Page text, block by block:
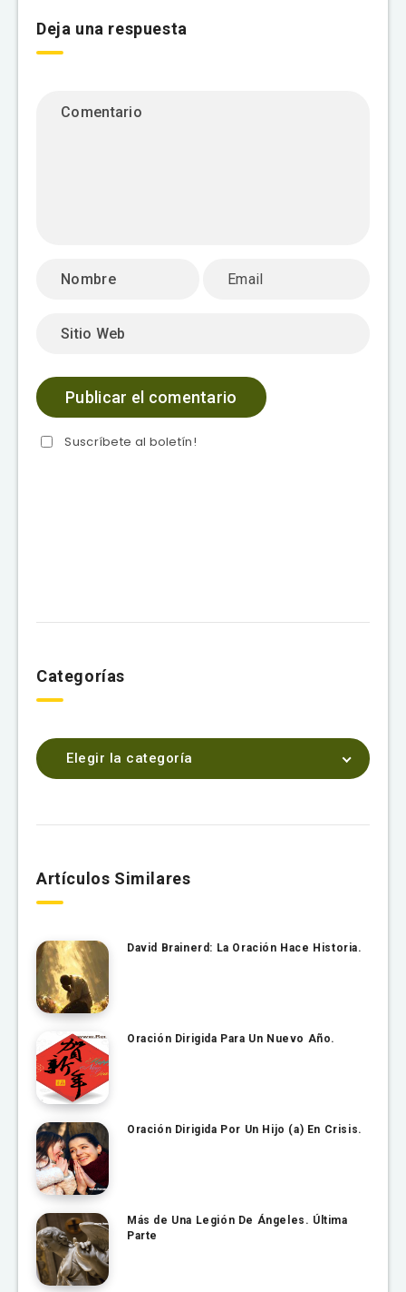
Deja una respuesta
Suscríbete al boletín!
Categorías
Elegir la categoría
Artículos Similares
David Brainerd: La Oración Hace Historia.
Oración Dirigida Para Un Nuevo Año.
Oración Dirigida Por Un Hijo (a) En Crisis.
Más de Una Legión De Ángeles. Última
Parte